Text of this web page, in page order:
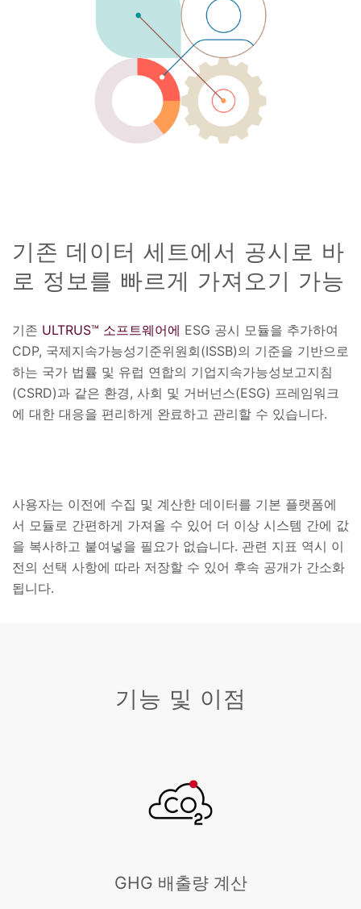
기존 데이터 세트에서 공시로 바
로 정보를 빠르게 가져오기 가능
기존 ULTRUS™ 소프트웨어에 ESG 공시 모듈을 추가하여
CDP, 국제지속가능성기준위원회(ISSB)의 기준을 기반으로
하는 국가 법률 및 유럽 연합의 기업지속가능성보고지침
(CSRD)과 같은 환경, 사회 및 거버넌스(ESG) 프레임워크
에 대한 대응을 편리하게 완료하고 관리할 수 있습니다.
사용자는 이전에 수집 및 계산한 데이터를 기본 플랫폼에
서 모듈로 간편하게 가져올 수 있어 더 이상 시스템 간에 값
을 복사하고 붙여넣을 필요가 없습니다. 관련 지표 역시 이
전의 선택 사항에 따라 저장할 수 있어 후속 공개가 간소화
됩니다.
기능 및 이점
GHG 배출량 계산